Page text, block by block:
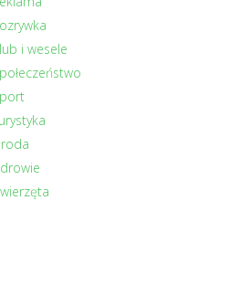
i wesele